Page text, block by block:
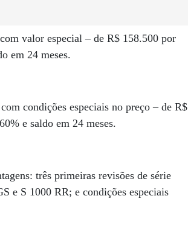
valor especial – de R$ 158.500 por
em 24 meses.
condições especiais no preço – de R$
e saldo em 24 meses.
três primeiras revisões de série
e S 1000 RR; e condições especiais